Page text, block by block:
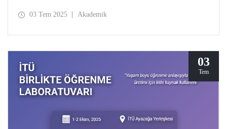
nükleer alanda akademik liderliğini gözler önüne serdi.
farkındalığı bütüncül bir yaklaşımla ele alan İTÜ, çok
nükleer teknoloji vizyonunu katılımcılarla paylaştı.
03 Tem 2025 Akademik
03
Tem